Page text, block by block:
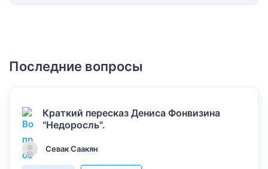
Последние вопросы
Краткий пересказ Дениса Фонвизина
"Недоросль".
Севак Саакян